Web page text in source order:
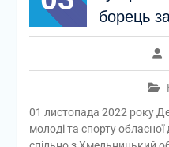
борець
01 листопада 2022 року
молоді та спорту обласної